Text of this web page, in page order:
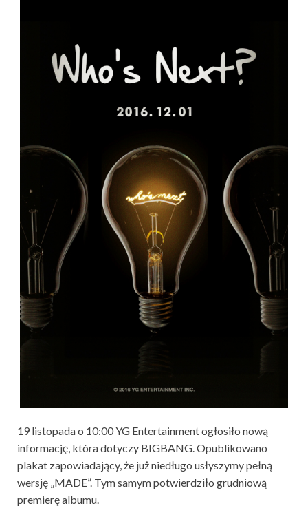
19 listopada o 10:00 YG Entertainment ogłosiło nową
informację, która dotyczy BIGBANG. Opublikowano
plakat zapowiadający, że już niedługo usłyszymy pełną
wersję „MADE”. Tym samym potwierdziło grudniową
premierę albumu.